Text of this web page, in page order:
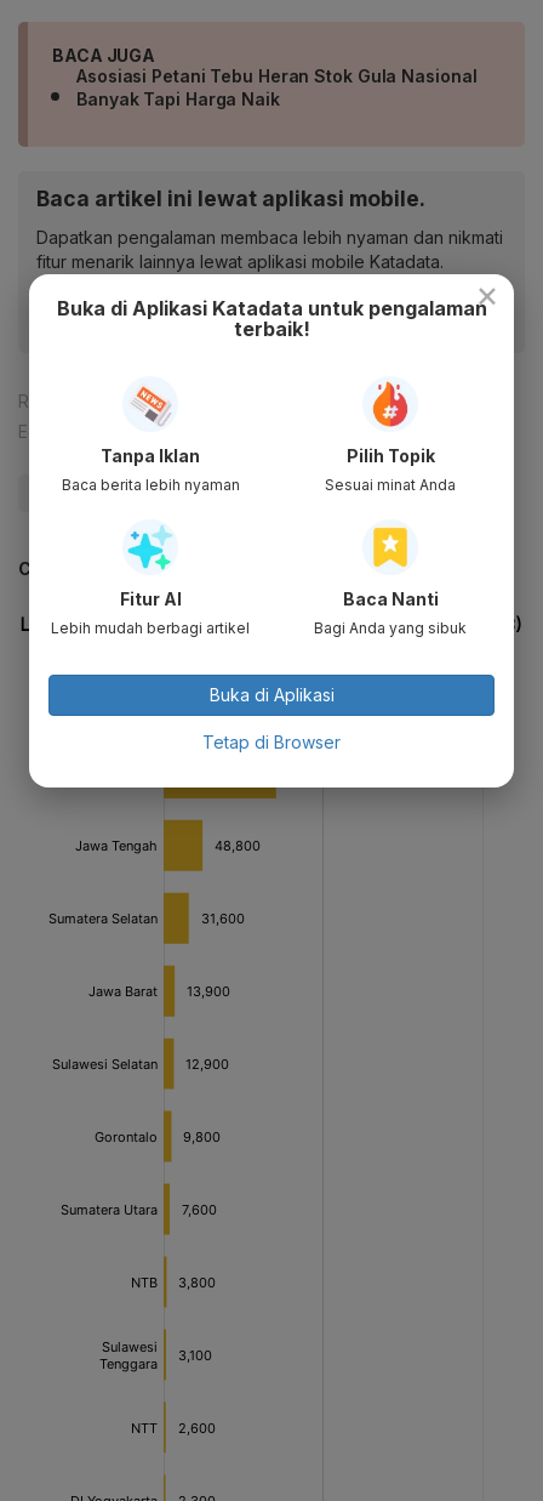
BACA JUGA
Asosiasi Petani Tebu Heran Stok Gula Nasional
Banyak Tapi Harga Naik
Baca artikel ini lewat aplikasi mobile.
Dapatkan pengalaman membaca lebih nyaman dan nikmati
fitur menarik lainnya lewat aplikasi mobile Katadata.
Reporter:
Andi M. Arief
Editor:
#Gula #Kementerian Pertanian #Update Me
CEK JUGA DATA INI
×
Buka di Aplikasi Katadata untuk pengalaman
terbaik!
Tanpa Iklan
Baca berita lebih nyaman
Pilih Topik
Sesuai minat Anda
Fitur AI
Lebih mudah berbagi artikel
Baca Nanti
Bagi Anda yang sibuk
Buka di Aplikasi
Tetap di Browser